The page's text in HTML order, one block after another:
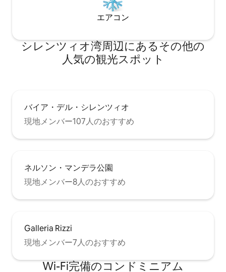
エアコン
シレンツィオ湾⁠周⁠辺⁠に⁠あ⁠るそ⁠の⁠他⁠の
人⁠気⁠の観⁠光⁠ス⁠ポ⁠ッ⁠ト
バイア・デル・シレンツィオ
現地メンバー107人のおすすめ
ネルソン・マンデラ公園
現地メンバー8人のおすすめ
Galleria Rizzi
現地メンバー7人のおすすめ
Wi-Fi完備のコンドミニアム